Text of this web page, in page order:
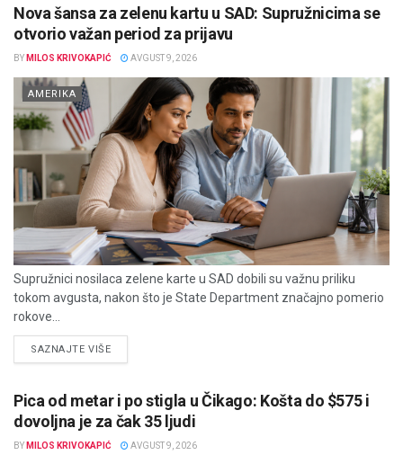
Nova šansa za zelenu kartu u SAD: Supružnicima se
otvorio važan period za prijavu
BY MILOS KRIVOKAPIĆ AVGUST 9, 2026
AMERIKA
Supružnici nosilaca zelene karte u SAD dobili su važnu priliku
tokom avgusta, nakon što je State Department značajno pomerio
rokove...
SAZNAJTE VIŠEDETAILS
Pica od metar i po stigla u Čikago: Košta do $575 i
dovoljna je za čak 35 ljudi
BY MILOS KRIVOKAPIĆ AVGUST 9, 2026